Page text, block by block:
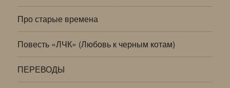
Про старые времена
Повесть «ЛЧК» (Любовь к черным котам)
ПЕРЕВОДЫ